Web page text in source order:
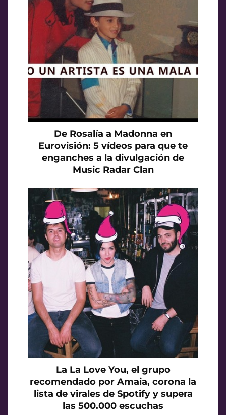
De Rosalía a Madonna en
Eurovisión: 5 vídeos para que te
enganches a la divulgación de
Music Radar Clan
La La Love You, el grupo
recomendado por Amaia, corona la
lista de virales de Spotify y supera
las 500.000 escuchas